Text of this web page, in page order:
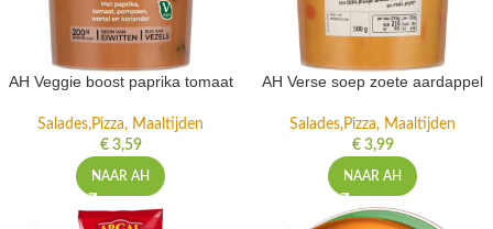
Salades,Pizza, Maaltijden
€ 3,59
NAAR AH
Salades,Pizza, Maaltijden
€ 3,99
NAAR AH